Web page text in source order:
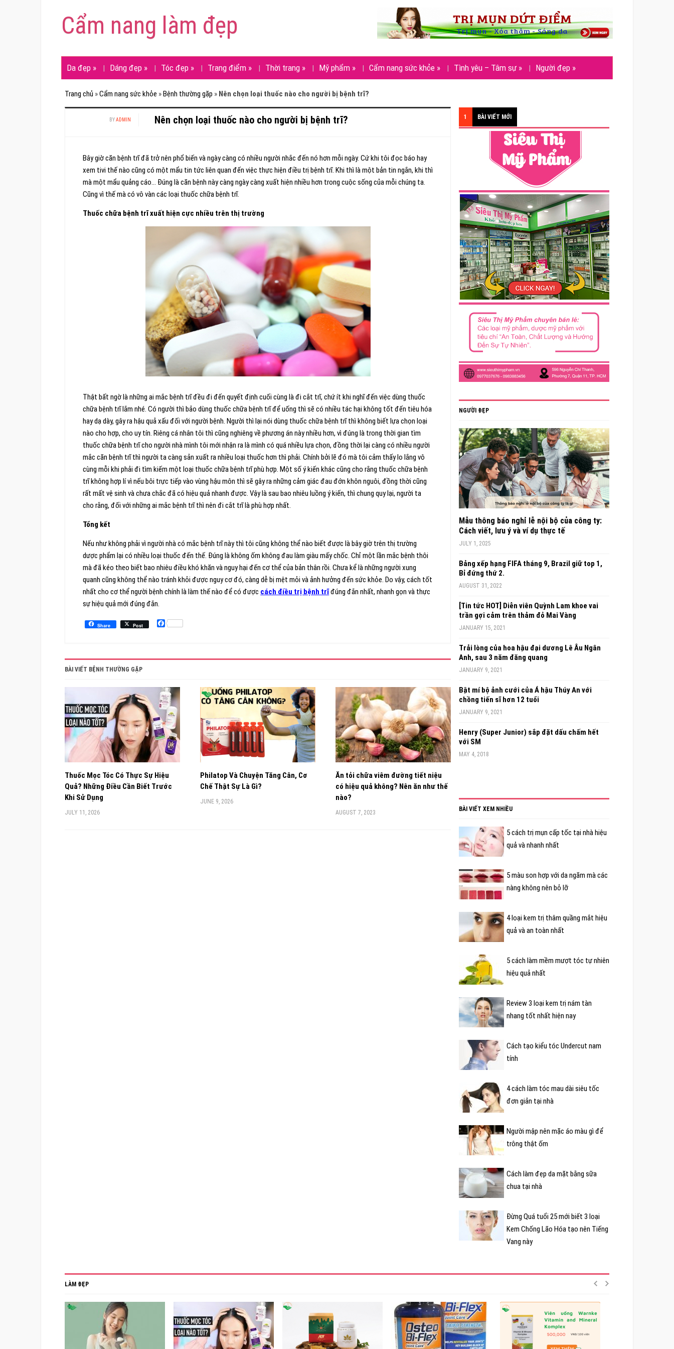
Cẩm nang làm đẹp
Da đẹp » Dáng đẹp » Tóc đẹp » Trang điểm » Thời trang » Mỹ phẩm » Cẩm nang sức khỏe » Tình yêu – Tâm sự » Người đẹp »
Trang chủ »Cẩm nang sức khỏe »Bệnh thường gặp » Nên chọn loại thuốc nào cho người bị bệnh trĩ?
BYADMIN Nên chọn loại thuốc nào cho người bị bệnh trĩ?
Bây giờ căn bệnh trĩ đã trở nên phổ biến và ngày càng có nhiều người nhắc đến nó hơn mỗi ngày. Cứ khi tôi đọc báo hay
xem tivi thế nào cũng có một mẩu tin tức liên quan đến việc thực hiện điều trị bệnh trĩ. Khi thì là một bản tin ngắn, khi thì
mà một mẩu quảng cáo… Đúng là căn bệnh này càng ngày càng xuất hiện nhiều hơn trong cuộc sống của mỗi chúng ta.
Cũng vì thế mà có vô vàn các loại thuốc chữa bệnh trĩ.
Thuốc chữa bệnh trĩ xuất hiện cực nhiều trên thị trường
Thật bất ngờ là những ai mắc bệnh trĩ đều đi đến quyết định cuối cùng là đi cắt trĩ, chứ ít khi nghĩ đến việc dùng thuốc
chữa bệnh trĩ lắm nhé. Có người thì bảo dùng thuốc chữa bệnh trĩ để uống thì sẽ có nhiều tác hại không tốt đến tiêu hóa
hay dạ dày, gây ra hậu quả xấu đối với người bệnh. Người thì lại nói dùng thuốc chữa bệnh trĩ thì không biết lựa chọn loại
nào cho hợp, cho uy tín. Riêng cá nhân tôi thì cũng nghiêng về phương án này nhiều hơn, vì đúng là trong thời gian tìm
thuốc chữa bệnh trĩ cho người nhà mình tôi mới nhận ra là mình có quá nhiều lựa chọn, đồng thời lại càng có nhiều người
mắc căn bệnh trĩ thì người ta càng sản xuất ra nhiều loại thuốc hơn thì phải. Chính bởi lẽ đó mà tôi cảm thấy lo lắng vô
cùng mỗi khi phải đi tìm kiếm một loại thuốc chữa bệnh trĩ phù hợp. Một số ý kiến khác cũng cho rằng thuốc chữa bệnh
trĩ không hợp lí vì nếu bôi trực tiếp vào vùng hậu môn thì sẽ gây ra những cảm giác đau đớn khôn nguôi, đồng thời cũng
rất mất vệ sinh và chưa chắc đã có hiệu quả nhanh được. Vậy là sau bao nhiêu luồng ý kiến, thì chung quy lại, người ta
cho rằng, đối với những ai mắc bệnh trĩ thì nên đi cắt trĩ là phù hợp nhất.
Tổng kết
Nếu như không phải vì người nhà có mắc bệnh trĩ này thì tôi cũng không thể nào biết được là bây giờ trên thị trường
dược phẩm lại có nhiều loại thuốc đến thế. Đúng là không ốm không đau làm giàu mấy chốc. Chỉ một lần mắc bệnh thôi
mà đã kéo theo biết bao nhiêu điều khó khăn và nguy hại đến cơ thể của bản thân rồi. Chưa kể là những người xung
quanh cũng không thể nào tránh khỏi được nguy cơ đó, càng dễ bị mệt mỏi và ảnh hưởng đến sức khỏe. Do vậy, cách tốt
nhất cho cơ thể người bệnh chính là làm thế nào để có được cách điều trị bệnh trĩđúng đắn nhất, nhanh gọn và thực
sự hiệu quả mới đúng đắn.
Share Post Facebook
BÀI VIẾT BỆNH THƯỜNG GẶP
Thuốc Mọc Tóc Có Thực Sự Hiệu
Quả? Những Điều Cần Biết Trước
Khi Sử Dụng
JULY 11, 2026
Philatop Và Chuyện Tăng Cân, Cơ
Chế Thật Sự Là Gì?
JUNE 9, 2026
Ăn tỏi chữa viêm đường tiết niệu
có hiệu quả không? Nên ăn như thế
nào?
AUGUST 7, 2023
1 BÀI VIẾT MỚI
NGƯỜI ĐẸP
Mẫu thông báo nghỉ lễ nội bộ của công ty:
Cách viết, lưu ý và ví dụ thực tế
JULY 1, 2025
Bảng xếp hạng FIFA tháng 9, Brazil giữ top 1,
Bỉ đứng thứ 2.
AUGUST 31, 2022
[Tin tức HOT] Diễn viên Quỳnh Lam khoe vai
trần gợi cảm trên thảm đỏ Mai Vàng
JANUARY 15, 2021
Trải lòng của hoa hậu đại dương Lê Âu Ngân
Anh, sau 3 năm đăng quang
JANUARY 9, 2021
Bật mí bộ ảnh cưới của Á hậu Thúy An với
chồng tiến sĩ hơn 12 tuổi
JANUARY 9, 2021
Henry (Super Junior) sắp đặt dấu chấm hết
với SM
MAY 4, 2018
BÀI VIẾT XEM NHIỀU
5 cách trị mụn cấp tốc tại nhà hiệu
quả và nhanh nhất
5 màu son hợp với da ngăm mà các
nàng không nên bỏ lỡ
4 loại kem trị thâm quầng mắt hiệu
quả và an toàn nhất
5 cách làm mềm mượt tóc tự nhiên
hiệu quả nhất
Review 3 loại kem trị nám tàn
nhang tốt nhất hiện nay
Cách tạo kiểu tóc Undercut nam
tính
4 cách làm tóc mau dài siêu tốc
đơn giản tại nhà
Người mập nên mặc áo màu gì để
trông thật ốm
Cách làm đẹp da mặt bằng sữa
chua tại nhà
Đừng Quá tuổi 25 mới biết 3 loại
Kem Chống Lão Hóa tạo nên Tiếng
Vang này
LÀM ĐẸP